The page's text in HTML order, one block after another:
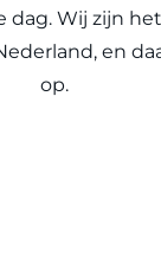
dag. Wij zijn
en
op.